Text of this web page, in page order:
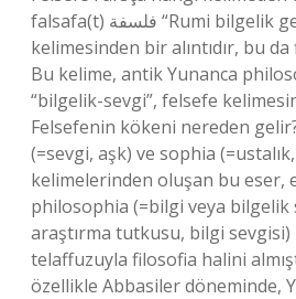
falsafa(t) فلسفة “Rumi bilgelik geleneği”
kelimesinden bir alıntıdır, bu
Bu kelime, antik Yunanca
“bilgelik-sevgi”, felsefe
Felsefenin kökeni nereden
(=sevgi, aşk) ve sophia
kelimelerinden oluşan bu eser,
philosophia (=bilgi veya bilgelik
araştırma tutkusu, bilgi
telaffuzuyla filosofia halini
özellikle Abbasiler döneminde,